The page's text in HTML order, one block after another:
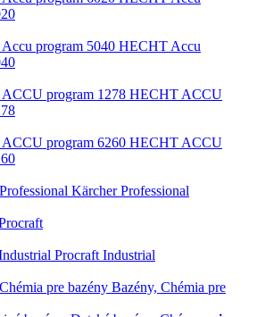
HECHT Accu
HECHT ACCU
HECHT ACCU
Kärcher Professional
Procraft Industrial
Bazény, Chémia pre